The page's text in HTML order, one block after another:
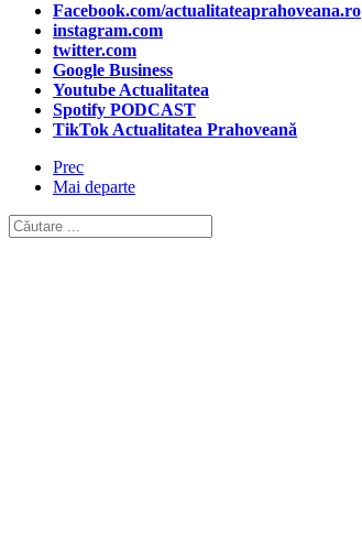
Facebook.com/actualitateaprahoveana.ro
instagram.com
twitter.com
Google Business
Youtube Actualitatea
Spotify PODCAST
TikTok Actualitatea Prahoveană
Prec
Mai departe